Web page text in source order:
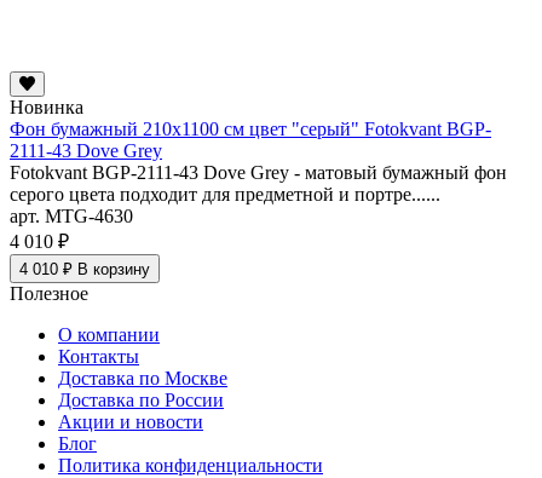
Новинка
Фон бумажный 210х1100 см цвет "серый" Fotokvant BGP-
2111-43 Dove Grey
Fotokvant BGP-2111-43 Dove Grey - матовый бумажный фон
серого цвета подходит для предметной и портре......
арт. MTG-4630
4 010 ₽
4 010 ₽ В корзину
Полезное
О компании
Контакты
Доставка по Москве
Доставка по России
Акции и новости
Блог
Политика конфиденциальности